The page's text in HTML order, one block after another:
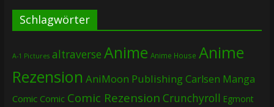
Schlagwörter
A-1 Pictures altraverse Anime Anime House Anime
Rezension AniMoon PublishingCarlsen Manga
Comic Comic Comic Rezension Crunchyroll Egmont